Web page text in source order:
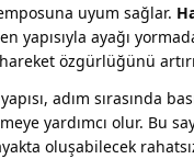
uyum sağlar.
yapısıyla ayağı
özgürlüğünü
adım sırasında
yardımcı olur. Bu
oluşabilecek